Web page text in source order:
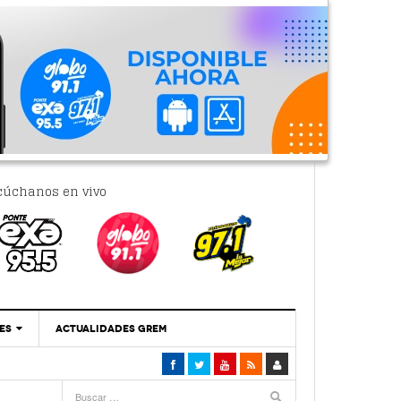
en vivo
‘Se Vale Soñar Con Una Contraloría Ciudadana’
ACTUALIDADES GREM